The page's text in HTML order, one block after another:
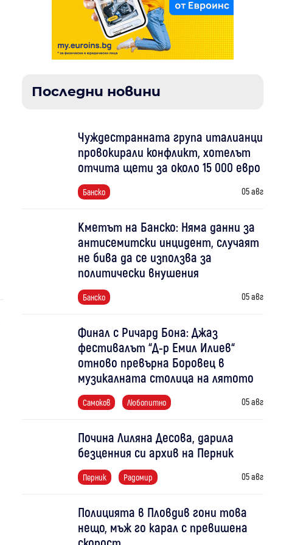
Последни новини
Чуждестранната група италианци
провокирали конфликт, хотелът
отчита щети за около 15 000 евро
Банско 05 авг
Кметът на Банско: Няма данни за
антисемитски инцидент, случаят
не бива да се използва за
политически внушения
Банско 05 авг
Финал с Ричард Бона: Джаз
фестивалът “Д-р Емил Илиев“
отново превърна Боровец в
музикалната столица на лятото
Самоков Любопитно 05 авг
Почина Лиляна Десова, дарила
безценния си архив на Перник
Перник Радомир 05 авг
Полицията в Пловдив гони това
нещо, мъж го карал с превишена